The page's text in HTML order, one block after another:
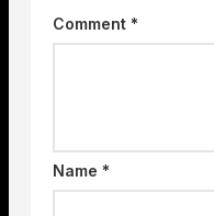
Comment *
Name *